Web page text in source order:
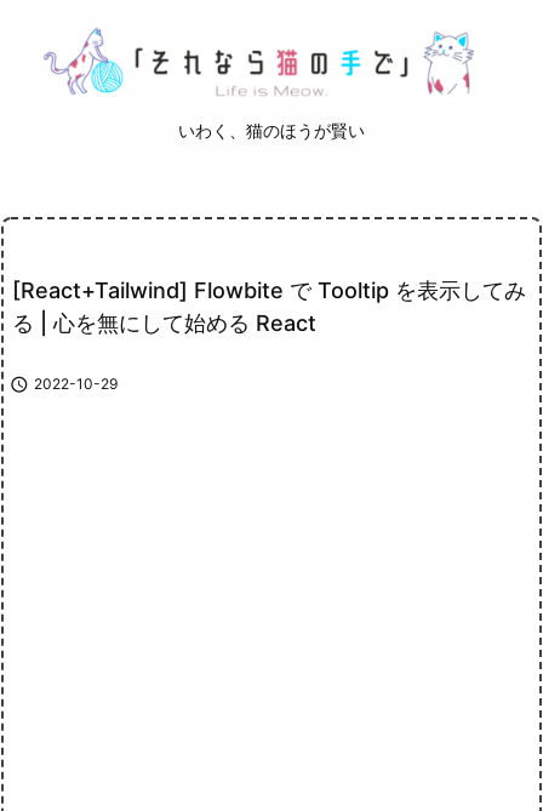
いわく、猫のほうが賢い
[React+Tailwind] Flowbite で Tooltip を表示してみ
る | 心を無にして始める React
 2022-10-29